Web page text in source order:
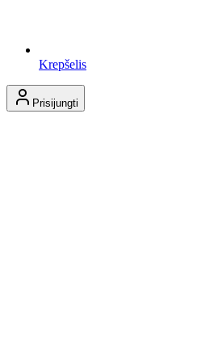
Krepšelis
Prisijungti